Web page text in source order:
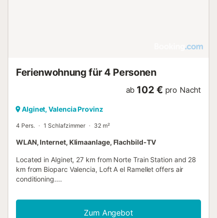
Ferienwohnung für 4 Personen
ab 102 € pro Nacht
Alginet, Valencia Provinz
4 Pers. 1 Schlafzimmer 32 m²
WLAN, Internet, Klimaanlage, Flachbild-TV
Located in Alginet, 27 km from Norte Train Station and 28
km from Bioparc Valencia, Loft A el Ramellet offers air
conditioning....
Zum Angebot